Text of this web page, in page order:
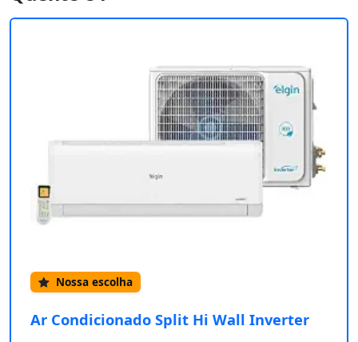
Nossa escolha
Ar Condicionado Split Hi Wall Inverter